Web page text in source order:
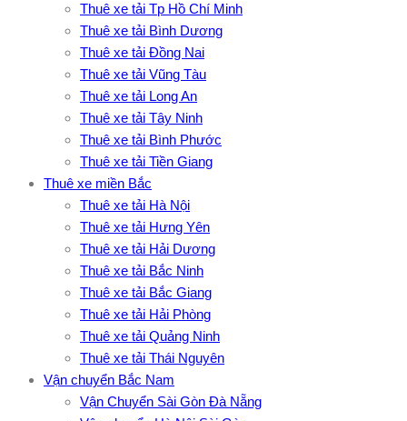
Thuê xe tải Tp Hồ Chí Minh
Thuê xe tải Bình Dương
Thuê xe tải Đồng Nai
Thuê xe tải Vũng Tàu
Thuê xe tải Long An
Thuê xe tải Tây Ninh
Thuê xe tải Bình Phước
Thuê xe tải Tiền Giang
Thuê xe miền Bắc
Thuê xe tải Hà Nội
Thuê xe tải Hưng Yên
Thuê xe tải Hải Dương
Thuê xe tải Bắc Ninh
Thuê xe tải Bắc Giang
Thuê xe tải Hải Phòng
Thuê xe tải Quảng Ninh
Thuê xe tải Thái Nguyên
Vận chuyển Bắc Nam
Vận Chuyển Sài Gòn Đà Nẵng